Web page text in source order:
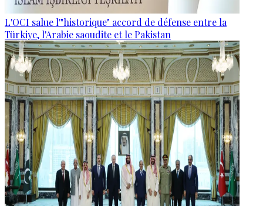
L'OCI salue l'"historique" accord de défense entre la
Türkiye, l'Arabie saoudite et le Pakistan